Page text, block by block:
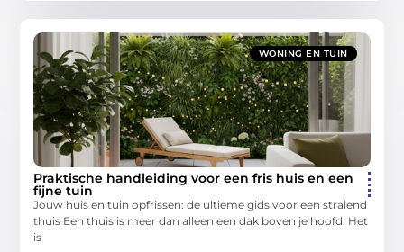
WONING EN TUIN
Praktische handleiding voor een fris huis en een
fijne tuin
Jouw huis en tuin opfrissen: de ultieme gids voor een stralend
thuis Een thuis is meer dan alleen een dak boven je hoofd. Het
is